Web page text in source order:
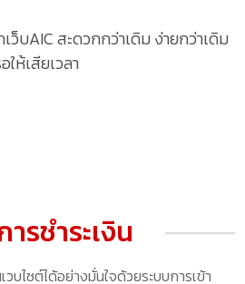
ว็บAIC สะดวกกว่าเดิม ง่ายกว่าเดิม
ให้เสียเวลา
รชำระเงิน
บไซต์ได้อย่างมั่นใจด้วยระบบการเข้า